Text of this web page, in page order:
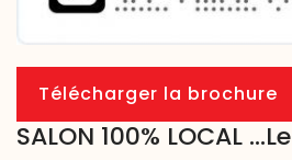
Télécharger la brochure
SALON 100% LOCAL